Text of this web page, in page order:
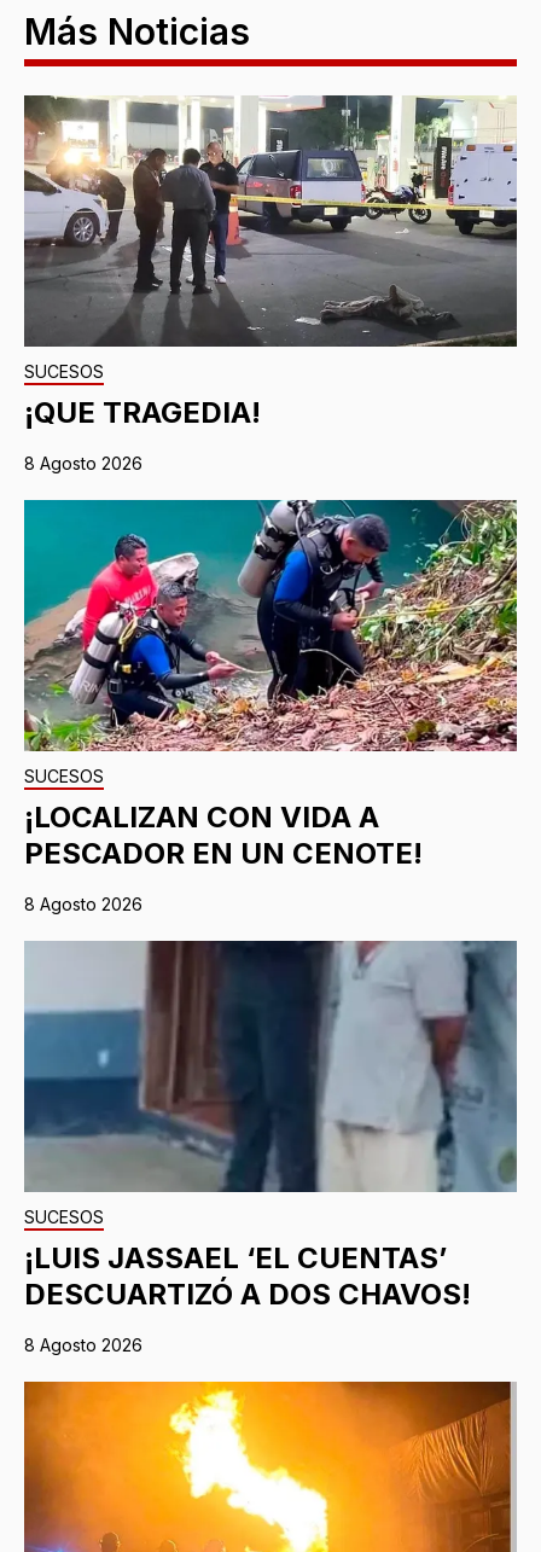
Más Noticias
SUCESOS
¡QUE TRAGEDIA!
8 Agosto 2026
SUCESOS
¡LOCALIZAN CON VIDA A
PESCADOR EN UN CENOTE!
8 Agosto 2026
SUCESOS
¡LUIS JASSAEL ‘EL CUENTAS’
DESCUARTIZÓ A DOS CHAVOS!
8 Agosto 2026